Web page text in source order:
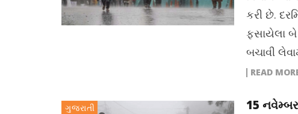
કરી છે.
ફસાયેલા બે
બચાવી
READ
ગુજરાતી 15